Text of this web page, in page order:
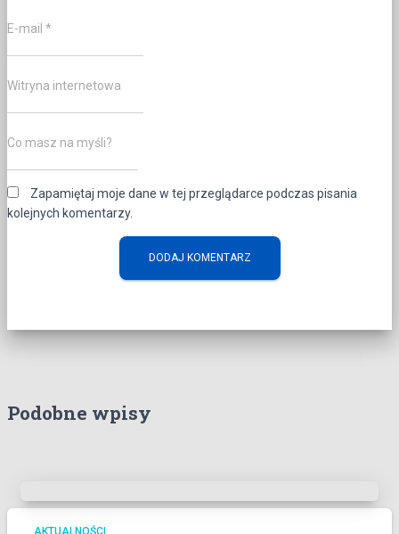
E-mail *
Witryna internetowa
Co masz na myśli?
Zapamiętaj moje dane w tej przeglądarce podczas pisania
kolejnych komentarzy.
Podobne wpisy
AKTUALNOŚCI